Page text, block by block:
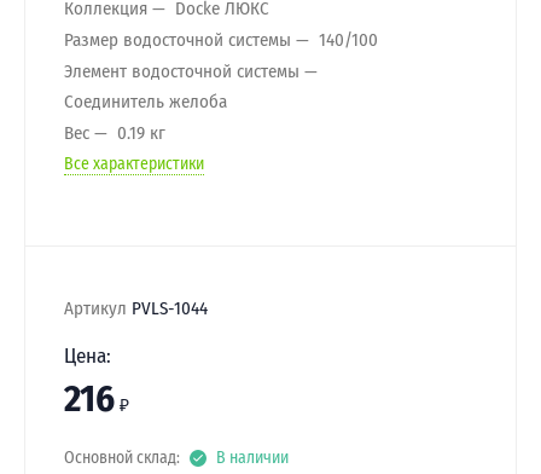
Коллекция
Docke ЛЮКС
Размер водосточной системы
140/100
Элемент водосточной системы
Соединитель желоба
Вес
0.19 кг
Все характеристики
Артикул PVLS-1044
Цена:
216 ₽
Основной склад: В наличии